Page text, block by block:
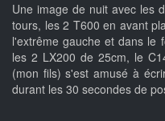
Une image de nuit avec les
tours, les 2 T600 en avant
l'extrême gauche et dans le
les 2 LX200 de 25cm, le
(mon fils) s'est amusé à
durant les 30 secondes de